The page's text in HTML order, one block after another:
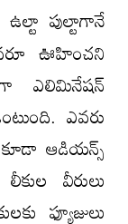
పుల్టాగానే
ఊహించని
ఎలిమినేషన్
ఎవరు
ఆడియన్స్
వీరులు
ఫ్యూజులు